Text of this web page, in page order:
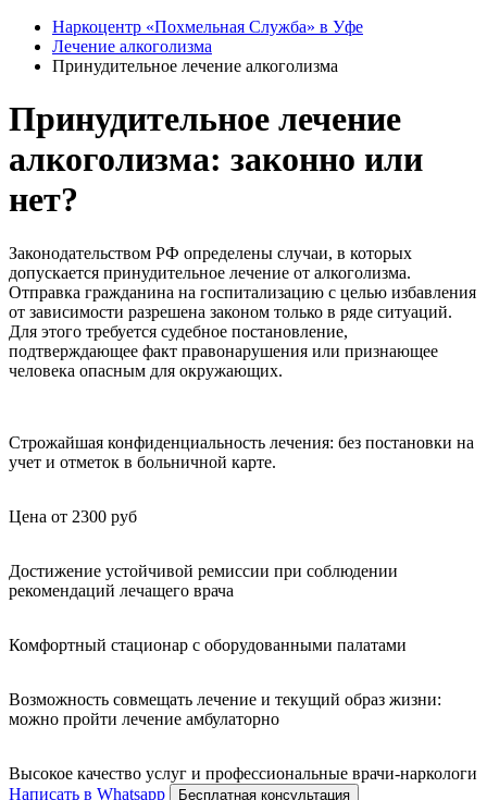
Наркоцентр «Похмельная Служба» в Уфе
Лечение алкоголизма
Принудительное лечение алкоголизма
Принудительное лечение
алкоголизма: законно или
нет?
Законодательством РФ определены случаи, в которых
допускается принудительное лечение от алкоголизма.
Отправка гражданина на госпитализацию с целью избавления
от зависимости разрешена законом только в ряде ситуаций.
Для этого требуется судебное постановление,
подтверждающее факт правонарушения или признающее
человека опасным для окружающих.
Строжайшая конфиденциальность лечения: без постановки на
учет и отметок в больничной карте.
Цена от 2300 руб
Достижение устойчивой ремиссии при соблюдении
рекомендаций лечащего врача
Комфортный стационар с оборудованными палатами
Возможность совмещать лечение и текущий образ жизни:
можно пройти лечение амбулаторно
Высокое качество услуг и профессиональные врачи-наркологи
Написать в Whatsapp
Бесплатная консультация